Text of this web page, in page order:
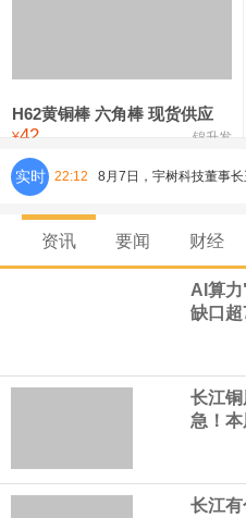
氯化镍 38,300—40,300
H62黄铜棒 六角棒 现货供应
¥42 锦升发
实时 22:12 8月7日，宇树科技董事
元，最近3年复合增长率
（含境内发明专利20项
宇树科技董事长、总经理
资讯 要闻 财经
AI算
缺口超
长江
急！
长江